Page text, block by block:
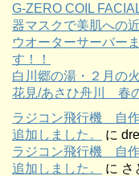
G-ZERO COIL
器マスクで美肌への
ウオーターサーバー
す！！
白川郷の湯・２月の
花見/あさひ舟川 春
ラジコン飛行機 自
追加しました。
に
ラジコン飛行機 自
追加しました。
に さ